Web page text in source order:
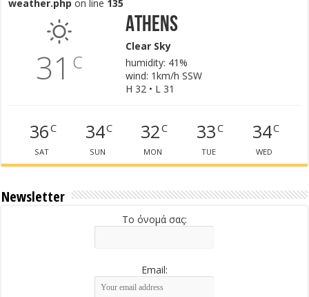
weather.php on line 135
31 C
Athens
Clear Sky
humidity: 41%
wind: 1km/h SSW
H 32 • L 31
36C
SAT
34C
SUN
32C
MON
33C
TUE
34C
WED
Newsletter
Το όνομά σας:
Email: